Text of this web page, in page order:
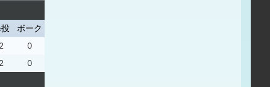
ボーク
2
0
2 0